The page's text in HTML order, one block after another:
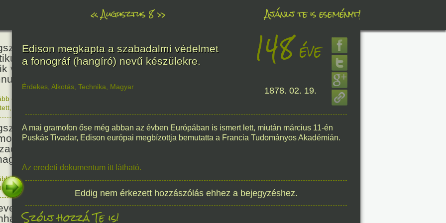
«Augusztus 8» Ajánlj te is eseményt!
Kölcsey Ferenc költő,
akadémikus, a reformkor
vezéregyénisége, a nemzeti
költője.
236éve
olvasom
Mikes Kelemen
műfordító, a XVIII.
magyar prózairodalom
alakja.
336éve
olvasom|1 hozzászólás, szólj Te is hozzá!
,Történelem 1690. 08. 08.
a Pesti Magyar
Nemzeti Színháznak.
186éve
Edison megkapta a szabadalmi védelmet
a fonográf (hangíró) nevű készülekre.
148éve
Érdekes Alkotás Technika Magyar 1878. 02. 19.
A mai gramofon őse még abban az évben Európában is ismert lett, miután március 11-én
Puskás Tivadar, Edison európai megbízottja bemutatta a Francia Tudományos Akadémián.
Az eredeti dokumentum itt látható.
Eddig nem érkezett hozzászólás ehhez a bejegyzéshez.
Szólj hozzá Te is!